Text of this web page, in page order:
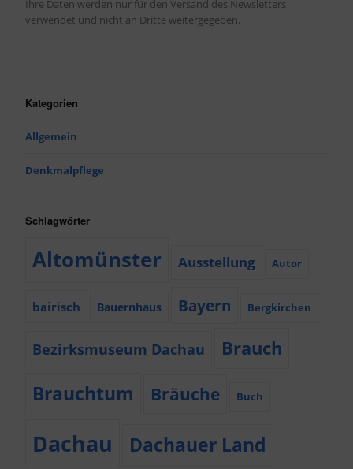
Ihre Daten werden nur für den Versand des Newsletters
verwendet und nicht an Dritte weitergegeben.
Kategorien
Allgemein
Denkmalpflege
Schlagwörter
Altomünster Ausstellung Autor
bairisch Bauernhaus Bayern Bergkirchen
Bezirksmuseum Dachau Brauch
Brauchtum Bräuche Buch
Dachau Dachauer Land